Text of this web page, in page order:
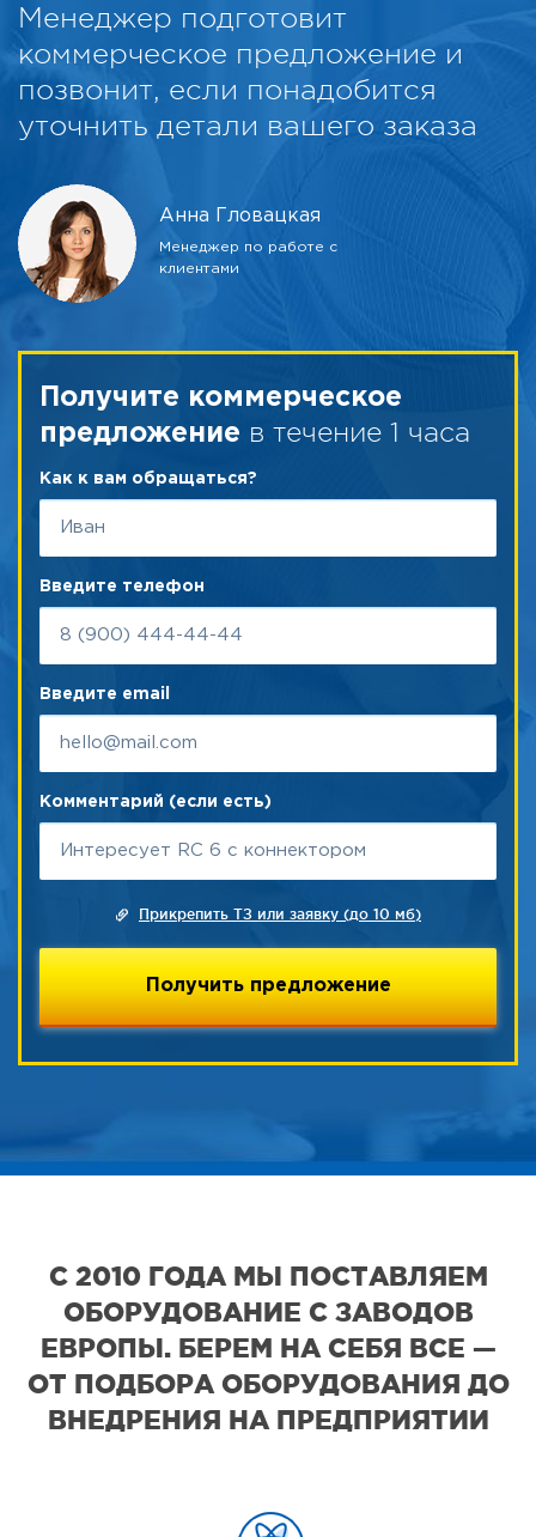
Менеджер подготовит
коммерческое предложение и
позвонит, если понадобится
уточнить детали вашего заказа
Анна Гловацкая
Менеджер по работе с
клиентами
Получите коммерческое
предложение в течение 1 часа
Как к вам обращаться?
Введите телефон
Введите email
Комментарий (если есть)
Прикрепить ТЗ или заявку (до 10 мб)
С 2010 ГОДА МЫ ПОСТАВЛЯЕМ
ОБОРУДОВАНИЕ С ЗАВОДОВ
ЕВРОПЫ. БЕРЕМ НА СЕБЯ ВСЕ —
ОТ ПОДБОРА ОБОРУДОВАНИЯ ДО
ВНЕДРЕНИЯ НА ПРЕДПРИЯТИИ